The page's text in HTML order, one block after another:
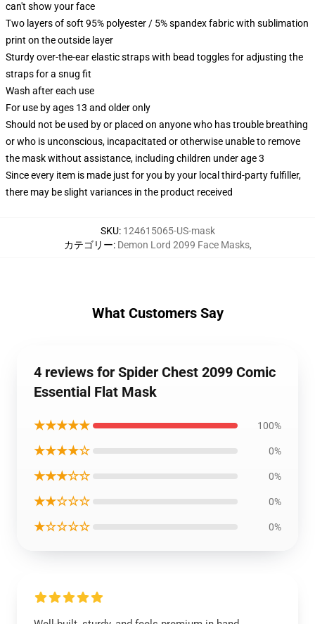
can't show your face
Two layers of soft 95% polyester / 5% spandex fabric with sublimation
print on the outside layer
Sturdy over-the-ear elastic straps with bead toggles for adjusting the
straps for a snug fit
Wash after each use
For use by ages 13 and older only
Should not be used by or placed on anyone who has trouble breathing
or who is unconscious, incapacitated or otherwise unable to remove
the mask without assistance, including children under age 3
Since every item is made just for you by your local third-party fulfiller,
there may be slight variances in the product received
SKU: 124615065-US-mask
カテゴリー: Demon Lord 2099 Face Masks,
What Customers Say
4 reviews for Spider Chest 2099 Comic
Essential Flat Mask
★★★★★ 100%
★★★★☆ 0%
★★★☆☆ 0%
★★☆☆☆ 0%
★☆☆☆☆ 0%